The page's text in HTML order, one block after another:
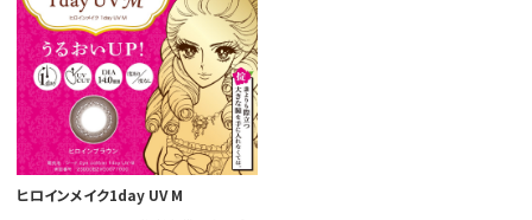
ヒロインメイク1day UV M